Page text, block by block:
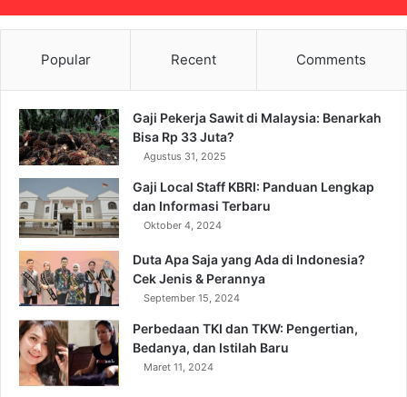
Popular Recent Comments
Gaji Pekerja Sawit di Malaysia: Benarkah
Bisa Rp 33 Juta?
Agustus 31, 2025
Gaji Local Staff KBRI: Panduan Lengkap
dan Informasi Terbaru
Oktober 4, 2024
Duta Apa Saja yang Ada di Indonesia?
Cek Jenis & Perannya
September 15, 2024
Perbedaan TKI dan TKW: Pengertian,
Bedanya, dan Istilah Baru
Maret 11, 2024